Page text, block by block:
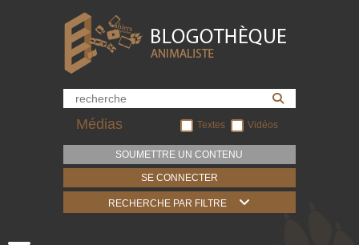
Médias Textes Vidéos
SOUMETTRE UN CONTENU
SE CONNECTER
RECHERCHE PAR FILTRE